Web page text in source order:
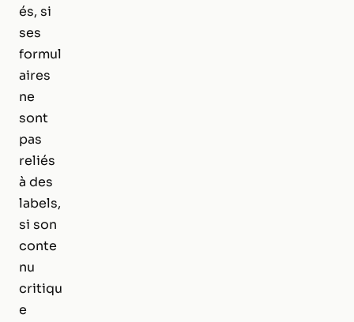
és, si
ses
formul
aires
ne
sont
pas
reliés
à des
labels,
si son
conte
nu
critiqu
e